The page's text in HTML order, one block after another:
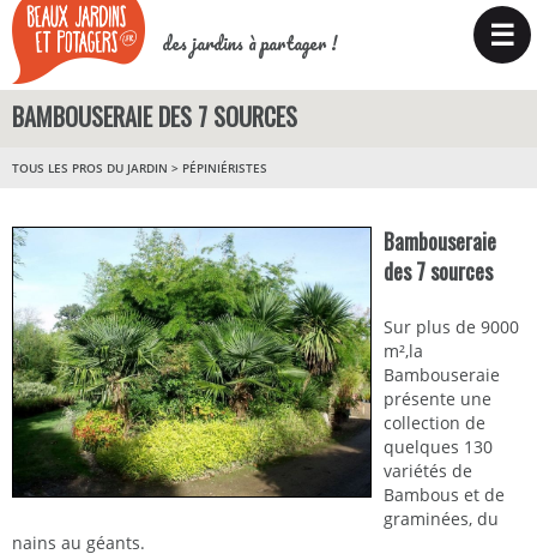
des jardins à partager ! ☰
BAMBOUSERAIE DES 7 SOURCES
TOUS LES PROS DU JARDIN > PÉPINIÉRISTES
Bambouseraie
des 7 sources
Sur plus de 9000
m²,la
Bambouseraie
présente une
collection de
quelques 130
variétés de
Bambous et de
graminées, du
nains au géants.